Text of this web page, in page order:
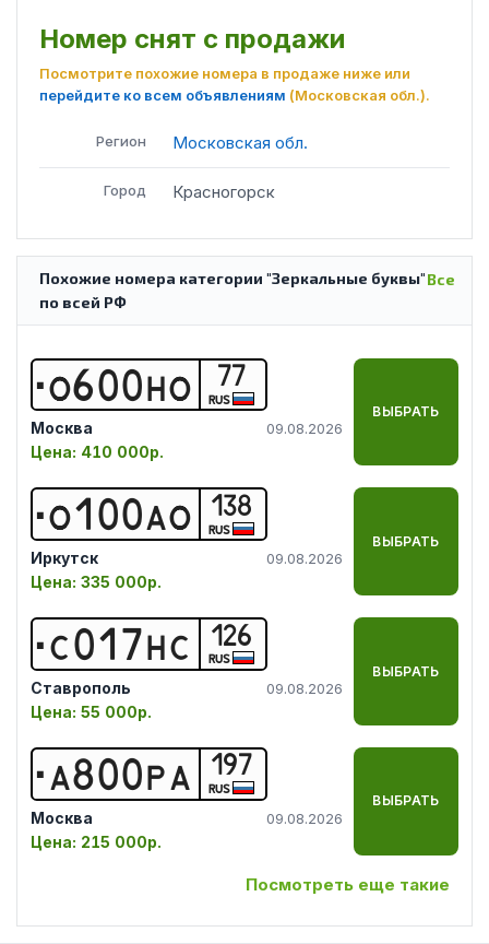
Номер снят с продажи
Посмотрите похожие номера в продаже ниже или
перейдите ко всем объявлениям (Московская обл.).
Регион Московская обл.
Город Красногорск
Все
Похожие номера категории "Зеркальные буквы"
по всей РФ
О600НО 77
RUS
Москва 09.08.2026
Цена: 410 000р.
ВЫБРАТЬ
О1 00АО 138
RUS
Иркутск 09.08.2026
Цена: 335 000р.
ВЫБРАТЬ
С01 7НС 126
RUS
Ставрополь 09.08.2026
Цена: 55 000р.
ВЫБРАТЬ
А800Р А 197
RUS
Москва 09.08.2026
Цена: 215 000р.
ВЫБРАТЬ
Посмотреть еще такие